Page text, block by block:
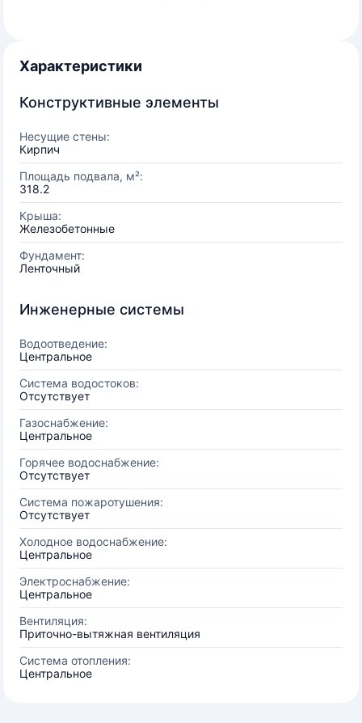
Характеристики
Конструктивные элементы
Несущие стены:
Кирпич
Площадь подвала, м²:
318.2
Крыша:
Железобетонные
Фундамент:
Ленточный
Инженерные системы
Водоотведение:
Центральное
Система водостоков:
Отсутствует
Газоснабжение:
Центральное
Горячее водоснабжение:
Отсутствует
Система пожаротушения:
Отсутствует
Холодное водоснабжение:
Центральное
Электроснабжение:
Центральное
Вентиляция:
Приточно-вытяжная вентиляция
Система отопления:
Центральное